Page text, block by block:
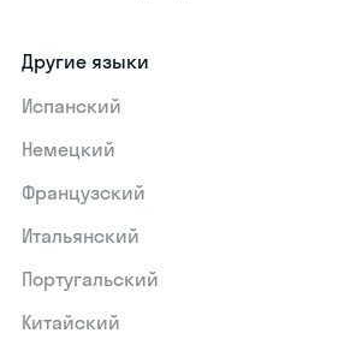
Другие языки
Испанский
Немецкий
Французский
Итальянский
Португальский
Китайский